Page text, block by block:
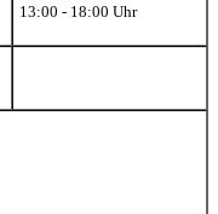
13:00 - 18:00 Uhr